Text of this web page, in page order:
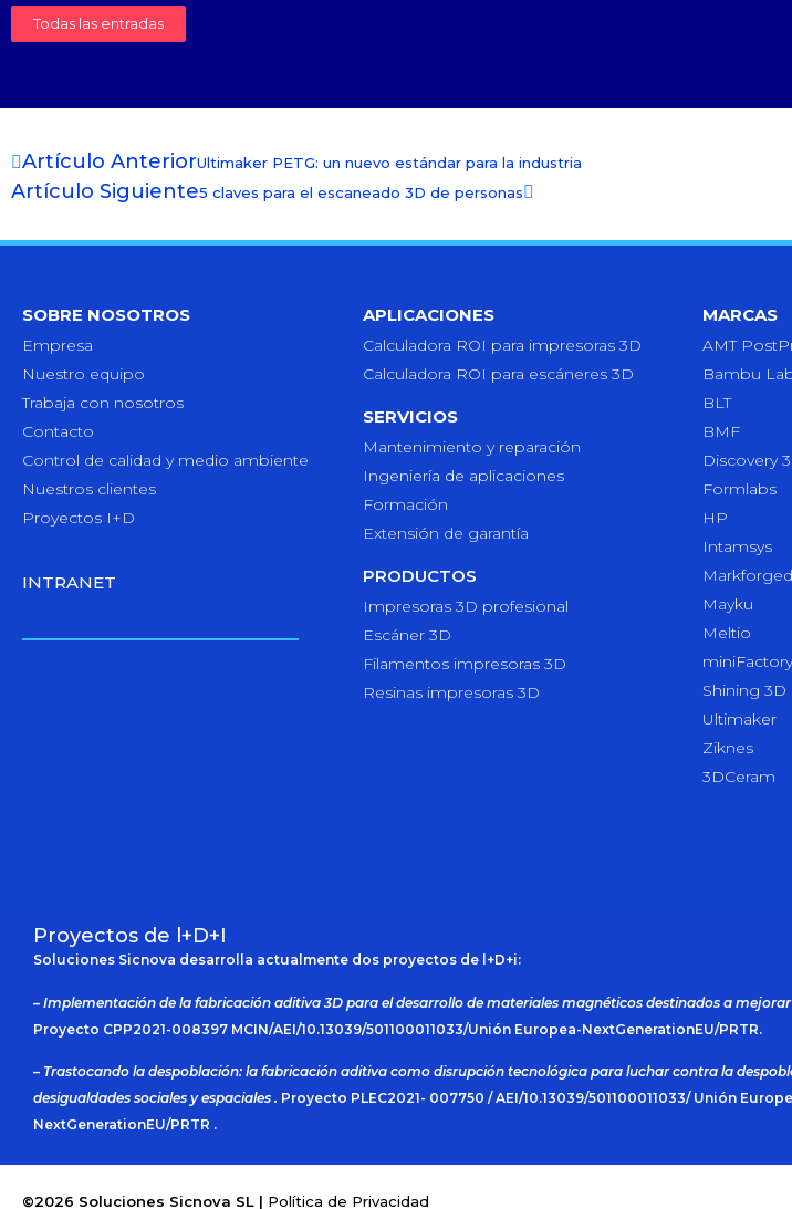
Todas las entradas
Artículo AnteriorUltimaker PETG: un nuevo estándar para la industria
Artículo Siguiente5 claves para el escaneado 3D de personas
SOBRE NOSOTROS
Empresa
Nuestro equipo
Trabaja con nosotros
Contacto
Control de calidad y medio ambiente
Nuestros clientes
Proyectos I+D
INTRANET
APLICACIONES
Calculadora ROI para impresoras 3D
Calculadora ROI para escáneres 3D
SERVICIOS
Mantenimiento y reparación
Ingeniería de aplicaciones
Formación
Extensión de garantía
PRODUCTOS
Impresoras 3D profesional
Escáner 3D
Filamentos impresoras 3D
Resinas impresoras 3D
MARCAS
AMT
Bambu
BLT
BMF
Discovery
Formlabs
HP
Intamsys
Markforged
Mayku
Meltio
miniFactory
Shining 3D
Ultimaker
Ziknes
3DCeram
Proyectos de l+D+I
Soluciones Sicnova desarrolla actualmente dos proyectos de l+D+i:
– Implementación de la fabricación aditiva 3D para el desarrollo de materiales magnéticos destinados a
Proyecto CPP2021-008397 MCIN/AEI/10.13039/501100011033/Unión Europea-NextGenerationEU/PRTR.
– Trastocando la despoblación: la fabricación aditiva como disrupción tecnológica para luchar contra la
desigualdades sociales y espaciales . Proyecto PLEC2021- 007750 / AEI/10.13039/501100011033/ Unión
NextGenerationEU/PRTR .
©2026 Soluciones Sicnova SL | Política de Privacidad